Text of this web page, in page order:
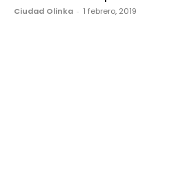
Ciudad Olinka - 1 febrero, 2019